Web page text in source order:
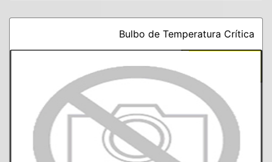
Bulbo de Temperatura Crítica